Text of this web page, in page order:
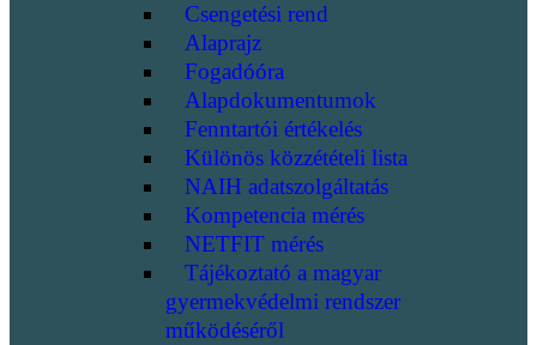
Csengetési rend
Alaprajz
Fogadóóra
Alapdokumentumok
Fenntartói értékelés
Különös közzétételi lista
NAIH adatszolgáltatás
Kompetencia mérés
NETFIT mérés
Tájékoztató a magyar
gyermekvédelmi rendszer
működéséről